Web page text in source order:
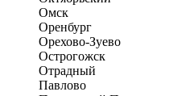
Омск
Оренбург
Орехово-Зуево
Острогожск
Отрадный
Павлово